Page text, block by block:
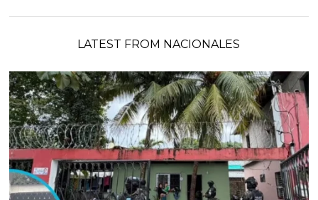
LATEST FROM NACIONALES